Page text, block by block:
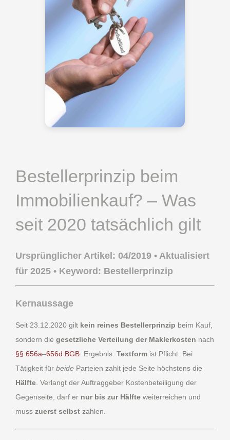
Bestellerprinzip beim
Immobilienkauf? – Was
seit 2020 tatsächlich gilt
Ursprünglicher Artikel: 04/2019 • Aktualisiert
für 2025 • Keyword: Bestellerprinzip
Kernaussage
Seit 23.12.2020 gilt kein reines Bestellerprinzip beim Kauf,
sondern die gesetzliche Verteilung der Maklerkosten nach
§§ 656a–656d BGB . Ergebnis: Textform ist Pflicht. Bei
Tätigkeit für beide Parteien zahlt jede Seite höchstens die
Hälfte . Verlangt der Auftraggeber Kostenbeteiligung der
Gegenseite, darf er nur bis zur Hälfte weiterreichen und
muss zuerst selbst zahlen.